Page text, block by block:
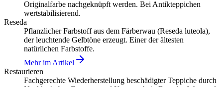
Originalfarbe nachgeknüpft werden. Bei Antikteppichen
wertstabilisierend.
Reseda
Pflanzlicher Farbstoff aus dem Färberwau (Reseda luteola),
der leuchtende Gelbtöne erzeugt. Einer der ältesten
natürlichen Farbstoffe.
Mehr im Artikel
Restaurieren
Fachgerechte Wiederherstellung beschädigter Teppiche durch